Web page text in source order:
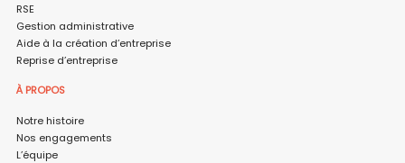
RSE
Gestion administrative
Aide à la création d’entreprise
Reprise d’entreprise
À PROPOS
Notre histoire
Nos engagements
L’équipe